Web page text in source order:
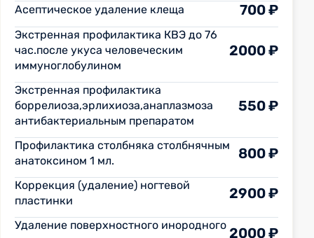
Асептическое удаление клеща 700 ₽
Экстренная профилактика КВЭ до 76
час.после укуса человеческим
иммуноглобулином
2000 ₽
Экстренная профилактика
боррелиоза,эрлихиоза,анаплазмоза
антибактериальным препаратом
550 ₽
Профилактика столбняка столбнячным
анатоксином 1 мл.
800 ₽
Коррекция (удаление) ногтевой
пластинки
2900 ₽
Удаление поверхностного инородного 2000 ₽